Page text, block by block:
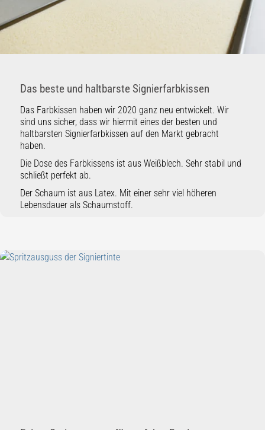
Das beste und haltbarste Signierfarbkissen
Das Farbkissen haben wir 2020 ganz neu entwickelt. Wir
sind uns sicher, dass wir hiermit eines der besten und
haltbarsten Signierfarbkissen auf den Markt gebracht
haben.
Die Dose des Farbkissens ist aus Weißblech. Sehr stabil und
schließt perfekt ab.
Der Schaum ist aus Latex. Mit einer sehr viel höheren
Lebensdauer als Schaumstoff.